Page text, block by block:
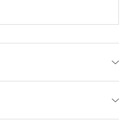
tištěné na dřevěné
Díky tomu má obraz z